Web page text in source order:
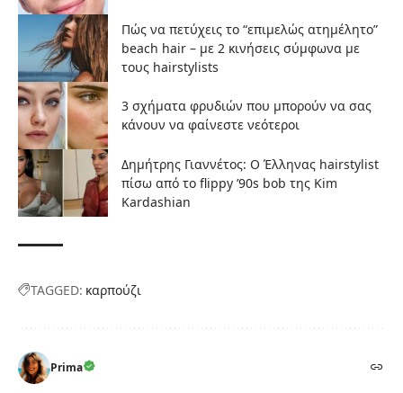
Πώς να πετύχεις το “επιμελώς ατημέλητο”
beach hair – με 2 κινήσεις σύμφωνα με
τους hairstylists
3 σχήματα φρυδιών που μπορούν να σας
κάνουν να φαίνεστε νεότεροι
Δημήτρης Γιαννέτος: Ο Έλληνας hairstylist
πίσω από το flippy ’90s bob της Kim
Kardashian
TAGGED: καρπούζι
Prima